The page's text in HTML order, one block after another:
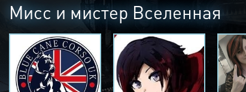
Мисс и мистер Вселенная